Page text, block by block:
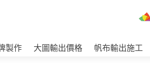
製作 大圖輸出價格 帆布輸出施工